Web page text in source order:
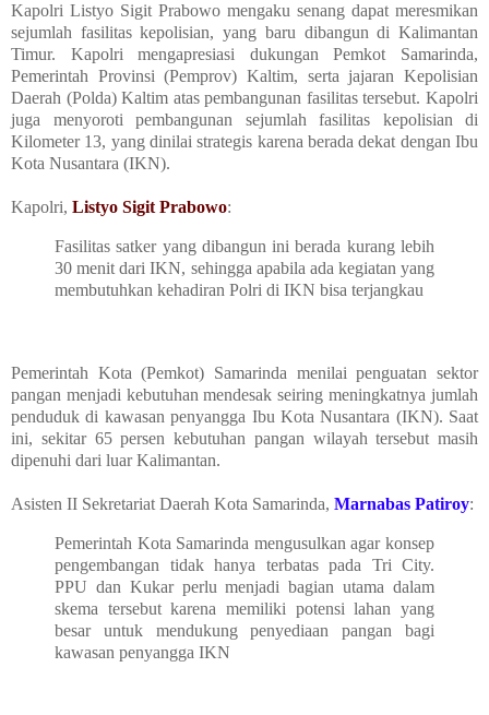
Kapolri Listyo Sigit Prabowo mengaku senang dapat meresmikan
sejumlah fasilitas kepolisian, yang baru dibangun di Kalimantan
Timur. Kapolri mengapresiasi dukungan Pemkot Samarinda,
Pemerintah Provinsi (Pemprov) Kaltim, serta jajaran Kepolisian
Daerah (Polda) Kaltim atas pembangunan fasilitas tersebut. Kapolri
juga menyoroti pembangunan sejumlah fasilitas kepolisian di
Kilometer 13, yang dinilai strategis karena berada dekat dengan Ibu
Kota Nusantara (IKN).
Kapolri, Listyo Sigit Prabowo:
Fasilitas satker yang dibangun ini berada kurang lebih
30 menit dari IKN, sehingga apabila ada kegiatan yang
membutuhkan kehadiran Polri di IKN bisa terjangkau
Pemerintah Kota (Pemkot) Samarinda menilai penguatan sektor
pangan menjadi kebutuhan mendesak seiring meningkatnya jumlah
penduduk di kawasan penyangga Ibu Kota Nusantara (IKN). Saat
ini, sekitar 65 persen kebutuhan pangan wilayah tersebut masih
dipenuhi dari luar Kalimantan.
Asisten II Sekretariat Daerah Kota Samarinda, Marnabas Patiroy:
Pemerintah Kota Samarinda mengusulkan agar konsep
pengembangan tidak hanya terbatas pada Tri City.
PPU dan Kukar perlu menjadi bagian utama dalam
skema tersebut karena memiliki potensi lahan yang
besar untuk mendukung penyediaan pangan bagi
kawasan penyangga IKN